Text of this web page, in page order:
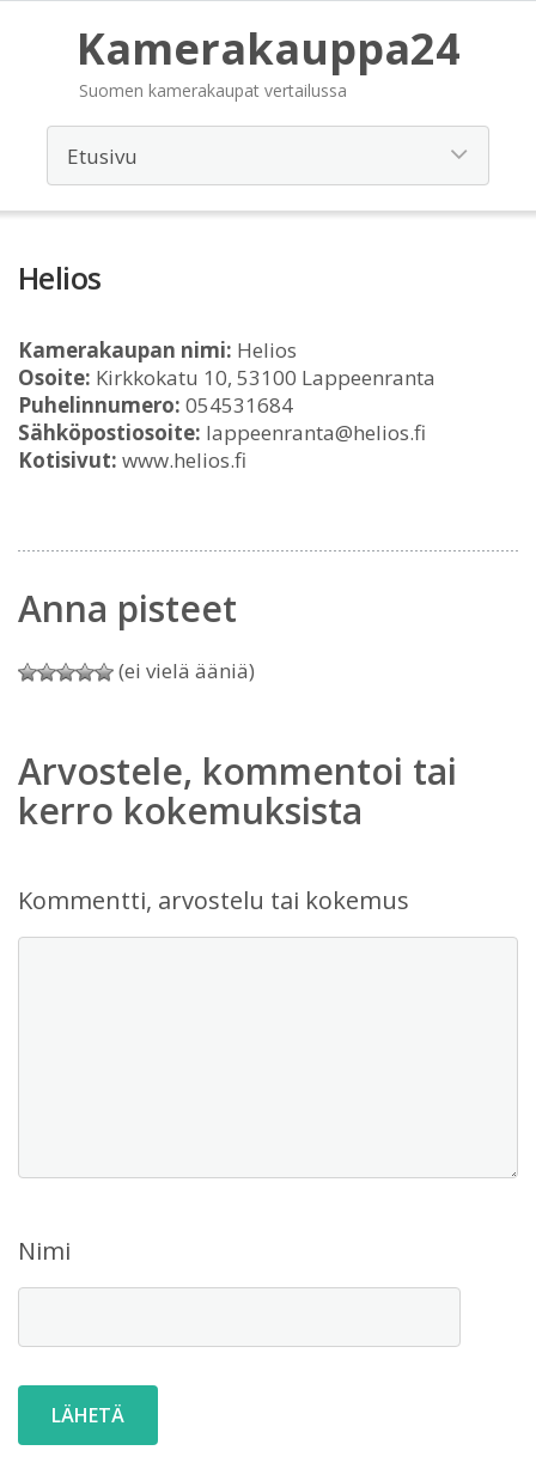
Kamerakauppa24
Suomen kamerakaupat vertailussa
Helios
Kamerakaupan nimi: Helios
Osoite: Kirkkokatu 10, 53100 Lappeenranta
Puhelinnumero: 054531684
Sähköpostiosoite: lappeenranta@helios.fi
Kotisivut: www.helios.fi
Anna pisteet
(ei vielä ääniä)
Arvostele, kommentoi tai
kerro kokemuksista
Kommentti, arvostelu tai kokemus
Nimi